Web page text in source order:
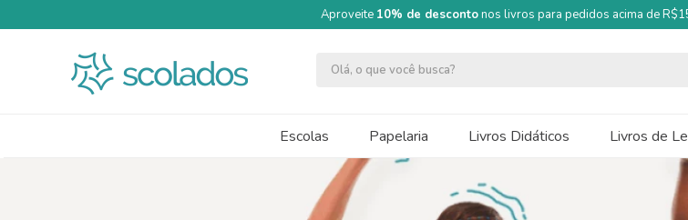
Aproveite 10% de descontonos livros para pedidos acima de
Olá, o que você busca?
Escolas Papelaria Livros Didáticos Livros de
quimica moderna
papel cartão fosco 240g 50x70